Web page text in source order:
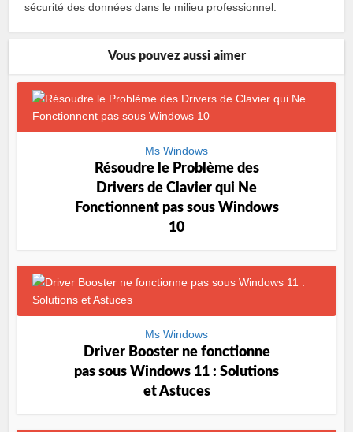
sécurité des données dans le milieu professionnel.
Vous pouvez aussi aimer
Ms Windows
Résoudre le Problème des
Drivers de Clavier qui Ne
Fonctionnent pas sous Windows
10
Ms Windows
Driver Booster ne fonctionne
pas sous Windows 11 : Solutions
et Astuces